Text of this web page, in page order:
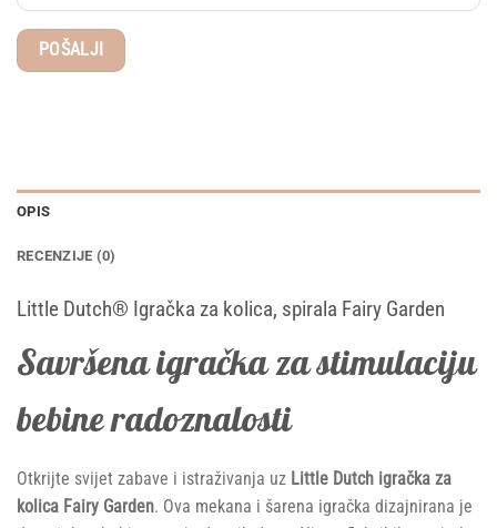
OPIS
RECENZIJE (0)
Little Dutch® Igračka za kolica, spirala Fairy Garden
Savršena igračka za stimulaciju
bebine radoznalosti
Otkrijte svijet zabave i istraživanja uz Little Dutch igračka za
kolica Fairy Garden. Ova mekana i šarena igračka dizajnirana je